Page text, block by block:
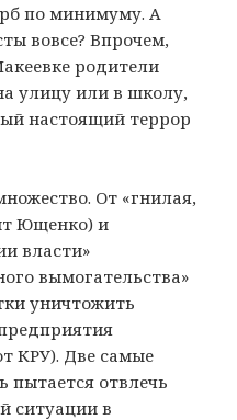
по минимуму. А
вовсе? Впрочем,
родители
улицу или в школу,
настоящий террор
От «гнилая,
Ющенко) и
власти»
вымогательства»
уничтожить
КРУ). Две самые
пытается отвлечь
ситуации в